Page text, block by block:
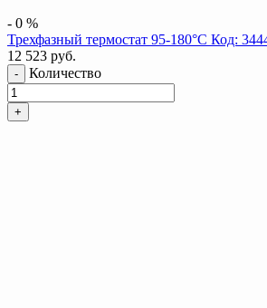
- 0 %
Трехфазный термостат 95-180°C Код:
12 523 руб.
- Количество
+